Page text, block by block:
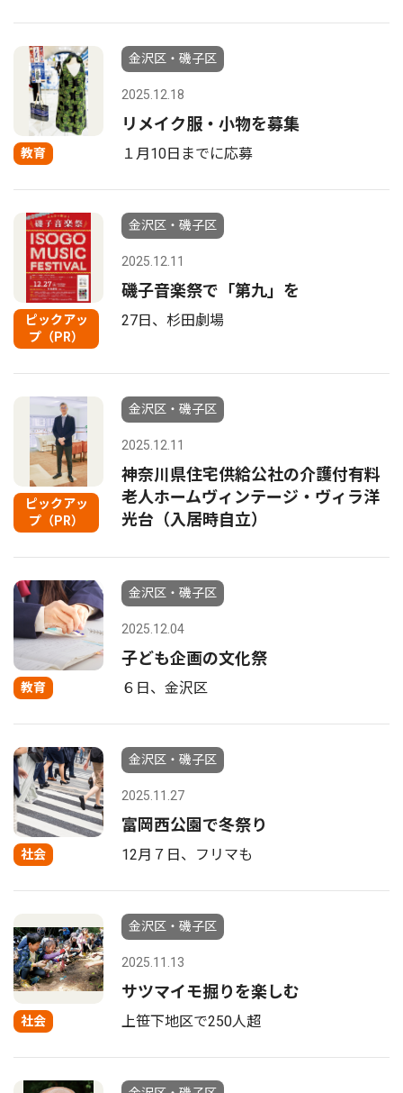
教育
金沢区・磯子区
2025.12.18
リメイク服・小物を募集
１月10日までに応募
ピックアッ
プ（PR）
金沢区・磯子区
2025.12.11
磯子音楽祭で「第九」を
27日、杉田劇場
ピックアッ
プ（PR）
金沢区・磯子区
2025.12.11
神奈川県住宅供給公社の介護付有料
老人ホームヴィンテージ・ヴィラ洋
光台（入居時自立）
教育
金沢区・磯子区
2025.12.04
子ども企画の文化祭
６日、金沢区
社会
金沢区・磯子区
2025.11.27
富岡西公園で冬祭り
12月７日、フリマも
社会
金沢区・磯子区
2025.11.13
サツマイモ掘りを楽しむ
上笹下地区で250人超